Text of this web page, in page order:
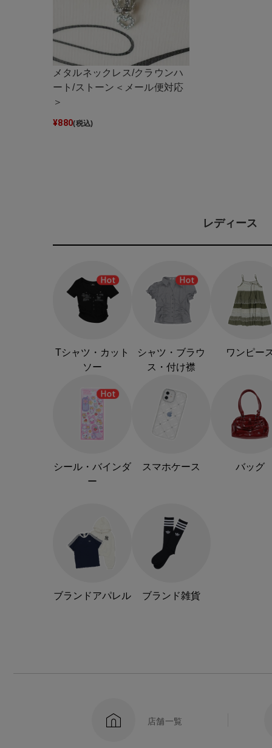
メタルネックレス/クラウンハ
ート/ストーン＜メール便対応
＞
¥880(税込)
レディース
Tシャツ・カット
ソー
シャツ・ブラウ
ス・付け襟
ワンピー
シール・バインダ
ー
スマホケース バッグ
ブランドアパレル ブランド雑貨
店舗一覧